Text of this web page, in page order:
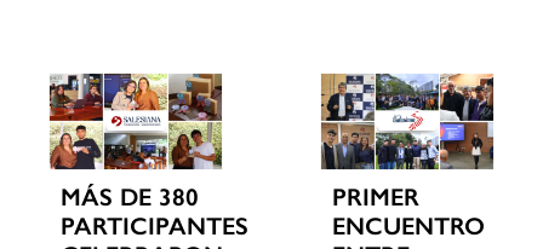
MÁS DE 380
PARTICIPANTES
PRIMER
ENCUENTRO